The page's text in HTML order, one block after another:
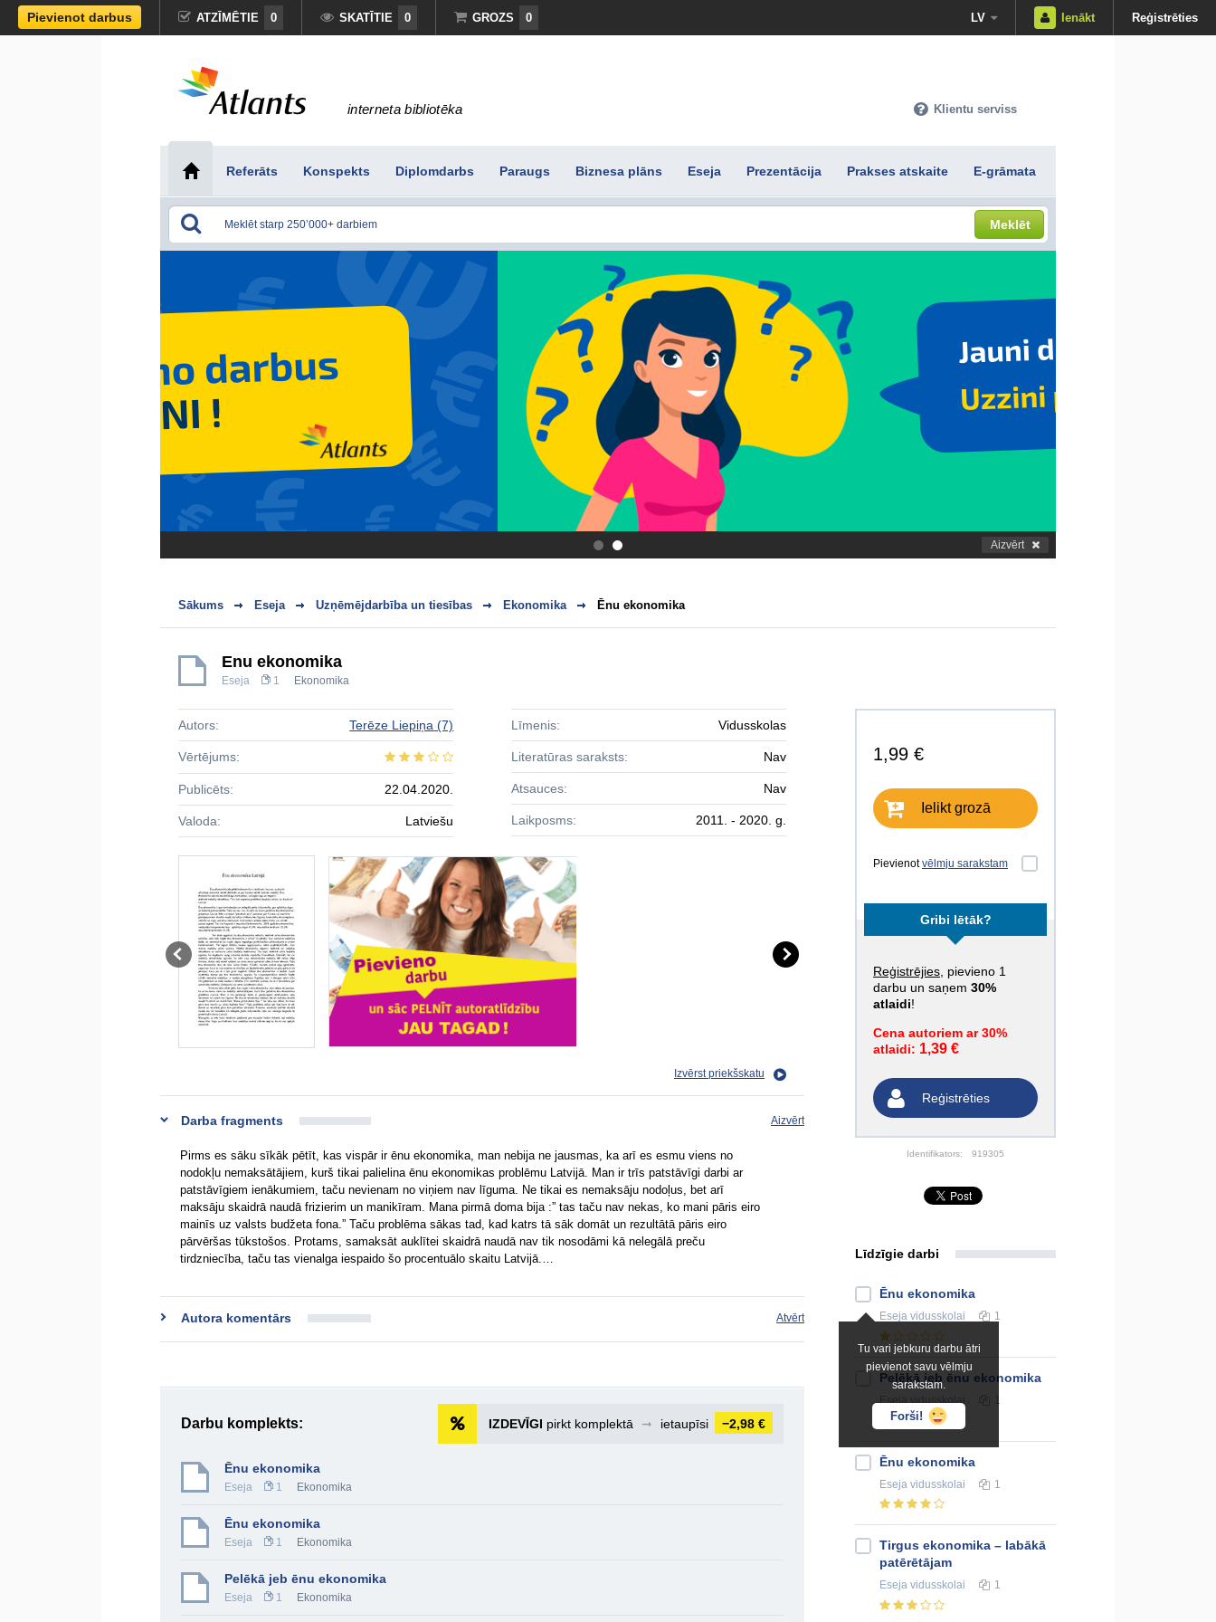
Pievienot darbus ATZĪMĒTIE 0 SKATĪTIE 0 GROZS 0 LV Ienākt Reģistrēties
interneta bibliotēka Klientu serviss
Referāts Konspekts Diplomdarbs Paraugs Biznesa plāns Eseja Prezentācija Prakses atskaite E-grāmata
Meklēt
. Aizvērt
Sākums Eseja Uzņēmējdarbība un tiesības Ekonomika Ēnu ekonomika
Ēnu ekonomika
Eseja 1 Ekonomika
1,99 €
Ielikt grozā
Pievienotvēlmju sarakstam
Gribi lētāk?
Reģistrējies , pievieno 1
darbu un saņem 30%
atlaidi!
Cena autoriem ar 30%
atlaidi: 1,39 €
Reģistrēties
Identifikators: 919305
Autors: Terēze Liepiņa (7)
Vērtējums:
Publicēts: 22.04.2020.
Valoda: Latviešu
Līmenis: Vidusskolas
Literatūras saraksts: Nav
Atsauces: Nav
Laikposms: 2011. - 2020. g.
Izvērst priekšskatu
Darba fragments Aizvērt
Pirms es sāku sīkāk pētīt, kas vispār ir ēnu ekonomika, man nebija ne jausmas, ka arī es esmu viens no
nodokļu nemaksātājiem, kurš tikai palielina ēnu ekonomikas problēmu Latvijā. Man ir trīs patstāvīgi darbi ar
patstāvīgiem ienākumiem, taču nevienam no viņiem nav līguma. Ne tikai es nemaksāju nodoļus, bet arī
maksāju skaidrā naudā frizierim un manikīram. Mana pirmā doma bija :” tas taču nav nekas, ko mani pāris eiro
mainīs uz valsts budžeta fona.” Taču problēma sākas tad, kad katrs tā sāk domāt un rezultātā pāris eiro
pārvēršas tūkstošos. Protams, samaksāt auklītei skaidrā naudā nav tik nosodāmi kā nelegālā preču
tirdzniecība, taču tas vienalga iespaido šo procentuālo skaitu Latvijā.…
Autora komentārs Atvērt
Darbu komplekts: IZDEVĪGI pirkt komplektā ➞ ietaupīsi −2,98 €
Ēnu ekonomika
Eseja 1 Ekonomika
Ēnu ekonomika
Eseja 1 Ekonomika
Pelēkā jeb ēnu ekonomika
Eseja 1 Ekonomika
Līdzīgie darbi
Tu vari jebkuru darbu ātri
pievienot savu vēlmju
sarakstam.
Forši!
Ēnu ekonomika
Eseja vidusskolai 1
Pelēkā jeb ēnu ekonomika
Esejavidusskolai 1
Ēnu ekonomika
Eseja vidusskolai 1
Tirgus ekonomika – labākā
patērētājam
Eseja vidusskolai 1